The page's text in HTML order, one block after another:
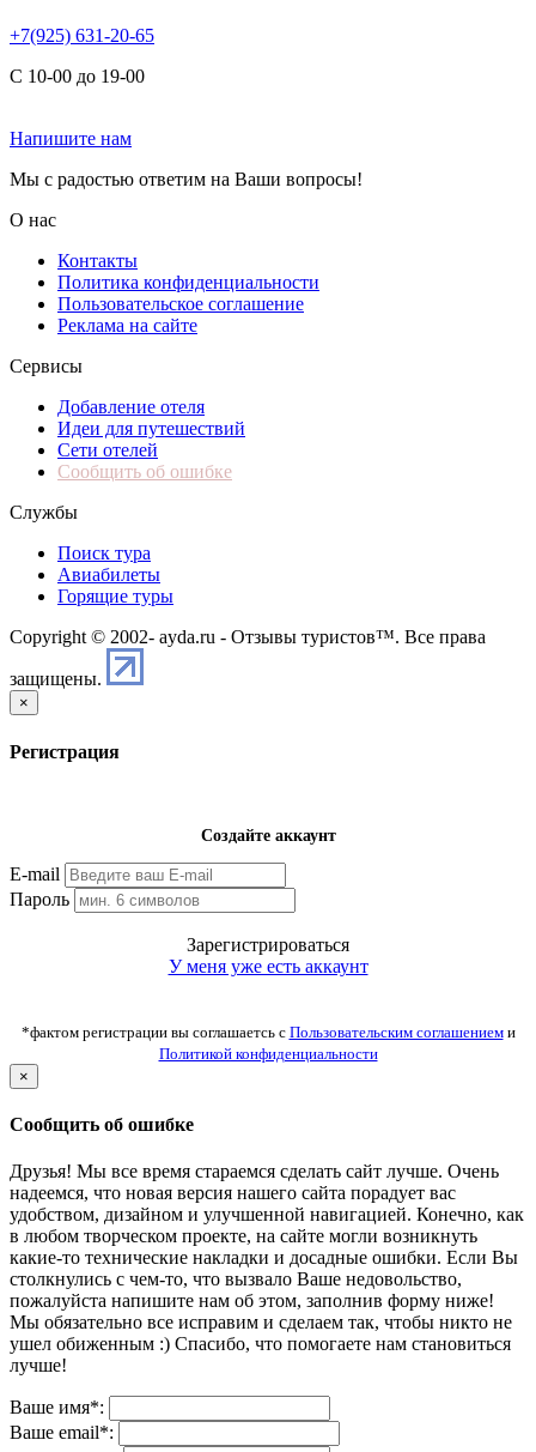
+7(925) 631-20-65
С 10-00 до 19-00
Напишите нам
Мы с радостью ответим на Ваши вопросы!
О нас
Контакты
Политика конфиденциальности
Пользовательское соглашение
Реклама на сайте
Сервисы
Добавление отеля
Идеи для путешествий
Сети отелей
Сообщить об ошибке
Службы
Поиск тура
Авиабилеты
Горящие туры
Copyright © 2002- ayda.ru - Отзывы туристов™. Все права
защищены.
×
Регистрация
Создайте аккаунт
E-mail
Пароль
Зарегистрироваться
У меня уже есть аккаунт
*фактом регистрации вы соглашаетсь с Пользовательским соглашениеми
Политикой конфиденциальности
×
Сообщить об ошибке
Друзья! Мы все время стараемся сделать сайт лучше. Очень
надеемся, что новая версия нашего сайта порадует вас
удобством, дизайном и улучшенной навигацией. Конечно, как
в любом творческом проекте, на сайте могли возникнуть
какие-то технические накладки и досадные ошибки. Если Вы
столкнулись с чем-то, что вызвало Ваше недовольство,
пожалуйста напишите нам об этом, заполнив форму ниже!
Мы обязательно все исправим и сделаем так, чтобы никто не
ушел обиженным :) Спасибо, что помогаете нам становиться
лучше!
Ваше имя*:
Ваше email*: